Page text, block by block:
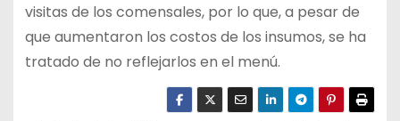
visitas de los comensales, por lo que, a pesar de
que aumentaron los costos de los insumos, se ha
tratado de no reflejarlos en el menú.